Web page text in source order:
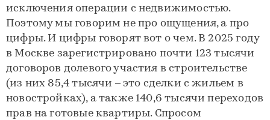
исключения операции с недвижимостью.
Поэтому мы говорим не про ощущения, а про
цифры. И цифры говорят вот о чем. В 2025 году
в Москве зарегистрировано почти 123 тысячи
договоров долевого участия в строительстве
(из них 85,4 тысячи – это сделки с жильем в
новостройках), а также 140,6 тысячи переходов
прав на готовые квартиры. Спросом